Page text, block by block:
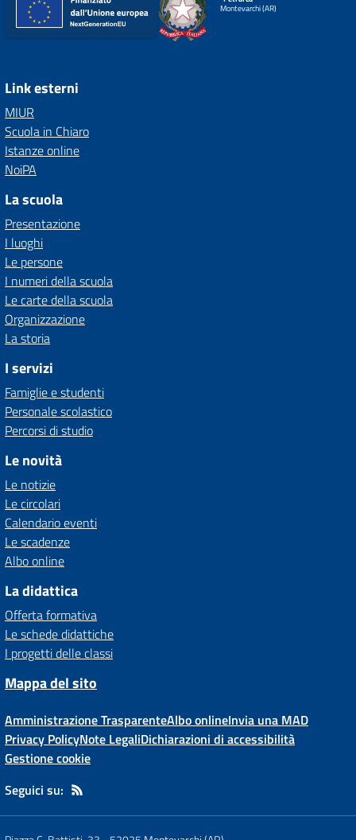
Montevarchi (AR)
Link esterni
MIUR
Scuola in Chiaro
Istanze online
NoiPA
La scuola
Presentazione
I luoghi
Le persone
I numeri della scuola
Le carte della scuola
Organizzazione
La storia
I servizi
Famiglie e studenti
Personale scolastico
Percorsi di studio
Le novità
Le notizie
Le circolari
Calendario eventi
Le scadenze
Albo online
La didattica
Offerta formativa
Le schede didattiche
I progetti delle classi
Mappa del sito
Amministrazione TrasparenteAlbo onlineInvia una MAD
Privacy PolicyNote LegaliDichiarazioni di accessibilità
Gestione cookie
Seguici su: